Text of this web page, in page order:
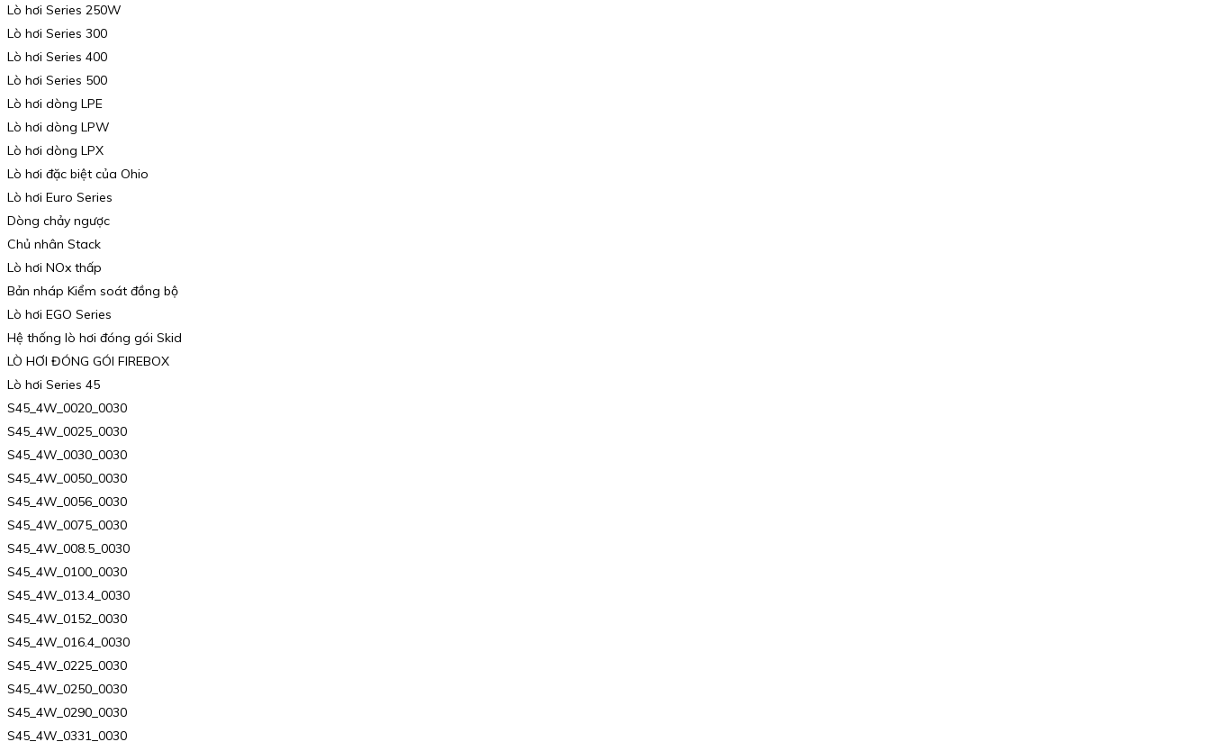
Lò hơi Series 250W
Lò hơi Series 300
Lò hơi Series 400
Lò hơi Series 500
Lò hơi dòng LPE
Lò hơi dòng LPW
Lò hơi dòng LPX
Lò hơi đặc biệt của Ohio
Lò hơi Euro Series
Dòng chảy ngược
Chủ nhân Stack
Lò hơi NOx thấp
Bản nháp Kiểm soát đồng bộ
Lò hơi EGO Series
Hệ thống lò hơi đóng gói Skid
LÒ HƠI ĐÓNG GÓI FIREBOX
Lò hơi Series 45
S45_4W_0020_0030
S45_4W_0025_0030
S45_4W_0030_0030
S45_4W_0050_0030
S45_4W_0056_0030
S45_4W_0075_0030
S45_4W_008.5_0030
S45_4W_0100_0030
S45_4W_013.4_0030
S45_4W_0152_0030
S45_4W_016.4_0030
S45_4W_0225_0030
S45_4W_0250_0030
S45_4W_0290_0030
S45_4W_0331_0030